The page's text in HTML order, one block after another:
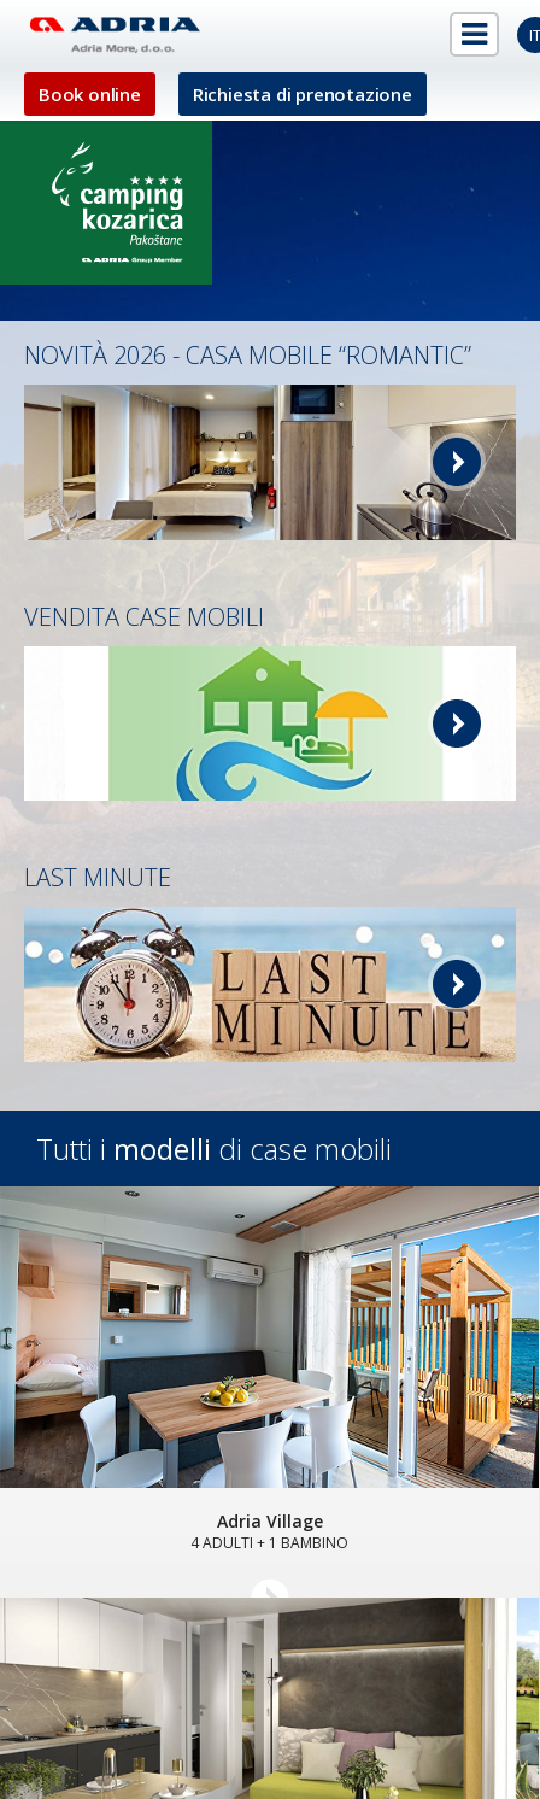
IT
Book online Richiesta di prenotazione
NOVITÀ 2026 - CASA MOBILE “ROMANTIC”
VENDITA CASE MOBILI
LAST MINUTE
Tutti i modelli di case mobili
Adria Village
4 ADULTI + 1 BAMBINO